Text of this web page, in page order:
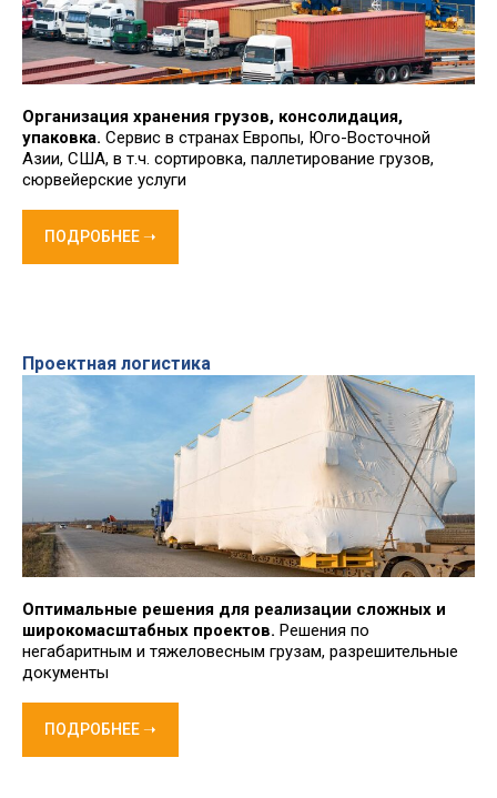
Организация хранения грузов, консолидация,
упаковка. Сервис в странах Европы, Юго-Восточной
Азии, США, в т.ч. сортировка, паллетирование грузов,
сюрвейерские услуги
ПОДРОБНЕЕ ➝
Проектная логистика
Оптимальные решения для реализации сложных и
широкомасштабных проектов. Решения по
негабаритным и тяжеловесным грузам, разрешительные
документы
ПОДРОБНЕЕ ➝